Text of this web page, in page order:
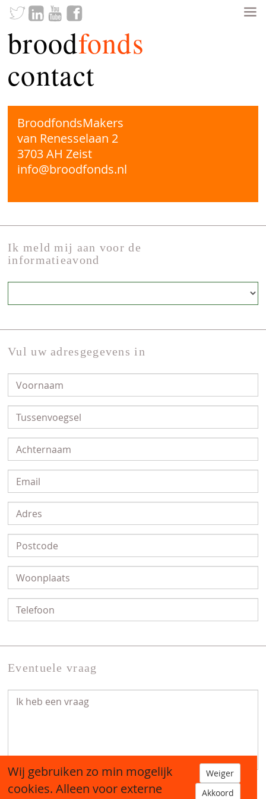
broodfonds
contact
BroodfondsMakers
van Renesselaan 2
3703 AH Zeist
info@broodfonds.nl
Ik meld mij aan voor de
informatieavond
Vul uw adresgegevens in
Eventuele vraag
Wij gebruiken zo min mogelijk
cookies. Alleen voor externe
Weiger
Akkoord